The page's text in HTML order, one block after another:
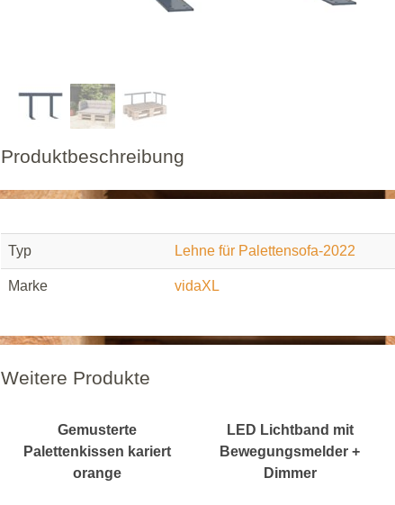
Produktbeschreibung
Typ Lehne für Palettensofa-2022
Marke vidaXL
Weitere Produkte
Gemusterte
Palettenkissen kariert
orange
LED Lichtband mit
Bewegungsmelder +
Dimmer